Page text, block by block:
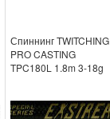
Спиннинг TWITCHING
PRO CASTING
TPC180L 1.8m 3-18g